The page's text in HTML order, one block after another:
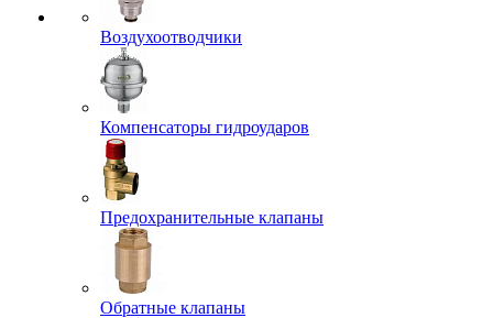
Воздухоотводчики
Компенсаторы гидроударов
Предохранительные клапаны
Обратные клапаны